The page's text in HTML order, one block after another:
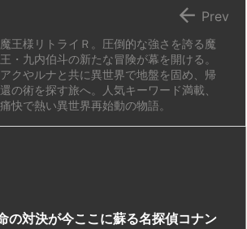
魔王様リトライＲ。圧倒的な強さを誇る魔
王・九内伯斗の新たな冒険が幕を開ける。
アクやルナと共に異世界で地盤を固め、帰
還の術を探す旅へ。人気キーワード満載、
快で熱い異世界再始動の物語。
 Prev
の対決が今ここに蘇る名探偵コナン